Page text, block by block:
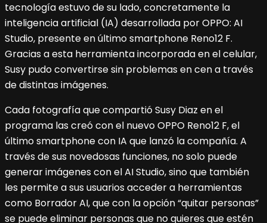
tecnología estuvo de su lado, concretamente la
inteligencia artificial (IA) desarrollada por OPPO: AI
Studio, presente en último smartphone Reno12 F.
Gracias a esta herramienta incorporada en el celular,
Susy pudo convertirse sin problemas en cen a través
de distintas imágenes.
Cada fotografía que compartió Susy Diaz en el
programa las creó con el nuevo OPPO Reno12 F, el
último smartphone con IA que lanzó la compañía. A
través de sus novedosas funciones, no solo puede
generar imágenes con el AI Studio, sino que también
les permite a sus usuarios acceder a herramientas
como Borrador AI, que con la opción “quitar personas”
se puede eliminar personas que no quieres que estén